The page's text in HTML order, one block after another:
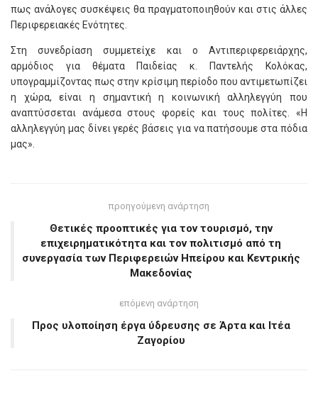
πως ανάλογες συσκέψεις θα πραγματοποιηθούν και στις άλλες
Περιφερειακές Ενότητες.
Στη συνεδρίαση συμμετείχε και ο Αντιπεριφερειάρχης,
αρμόδιος για θέματα Παιδείας κ. Παντελής Κολόκας,
υπογραμμίζοντας πως στην κρίσιμη περίοδο που αντιμετωπίζει
η χώρα, είναι η σημαντική η κοινωνική αλληλεγγύη που
αναπτύσσεται ανάμεσα στους φορείς και τους πολίτες. «Η
αλληλεγγύη μας δίνει γερές βάσεις για να πατήσουμε στα πόδια
μας».
προηγούμενη ανάρτηση
Θετικές προοπτικές για τον τουρισμό, την
επιχειρηματικότητα και τον πολιτισμό από τη
συνεργασία των Περιφερειών Ηπείρου και Κεντρικής
Μακεδονίας
επόμενη ανάρτηση
Προς υλοποίηση έργα ύδρευσης σε Άρτα και Ιτέα
Ζαγορίου